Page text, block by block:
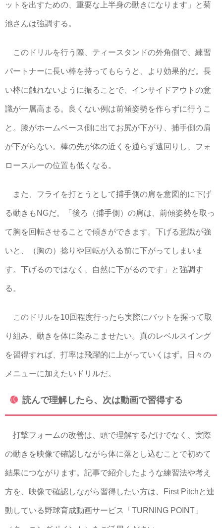
ットを出すための、重要な上半身の動きになります」と菊
池さんは強調する。
このドリルを行う際、ティースタンドの外角側で、練習
パートナーに長い棒を持ってもらうと、より効果的だ。長
い棒に触れないように振ることで、インサイドアウトの意
識が一層高まる。良くない例は前傾姿勢を作らずに行うこ
と。膝がホームベース側に出てお尻が下がり、捕手側の肩
が下がらない。棒の先が体の近くを通らず遠回りし、フォ
ロースルーの位置も低くなる。
また、フライを打とうとして捕手側の肩を意図的に下げ
る動きもNGだ。「後ろ（捕手側）の肩は、前傾姿勢を取っ
て胸を回転させることで傾きができます。下げる意識が強
いと、（胸の）捻りや回転が入る前に下がってしまいま
す。下げるのではなく、自然に下がるのです」と強調す
る。
このドリルを10回程度行ったら実際にバットを握って取
り組み、動きを体に染みこませたい。真のレベルスイング
を習得すれば、打率は飛躍的に上がっていくはず。日々の
メニューに加えたいドリルだ。
読んで理解したら、次は動画で習得する
打撃フォームの改善は、頭で理解するだけでなく、実際
の動きを映像で確認しながら体に落とし込むことで初めて
結果につながります。記事で紹介したような練習法や考え
方を、映像で確認しながら習得したい方は、First Pitchと連
動している野球育成動画サービス「TURNING POINT」